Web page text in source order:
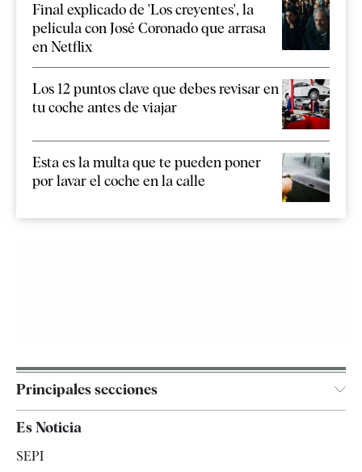
Final explicado de 'Los creyentes', la
película con José Coronado que arrasa
en Netflix
Los 12 puntos clave que debes revisar en
tu coche antes de viajar
Esta es la multa que te pueden poner
por lavar el coche en la calle
Principales secciones
España
Es Noticia
SEPI